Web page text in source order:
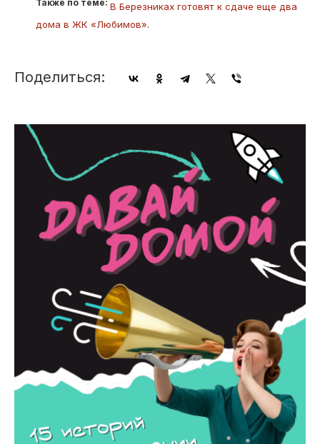
Также по теме: В Березниках готовят к сдаче еще два
дома в ЖК «Любимов».
Поделиться: